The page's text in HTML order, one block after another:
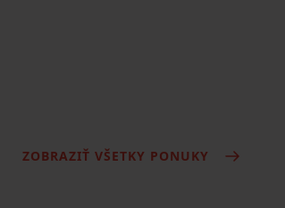
ZOBRAZIŤ VŠETKY PONUKY